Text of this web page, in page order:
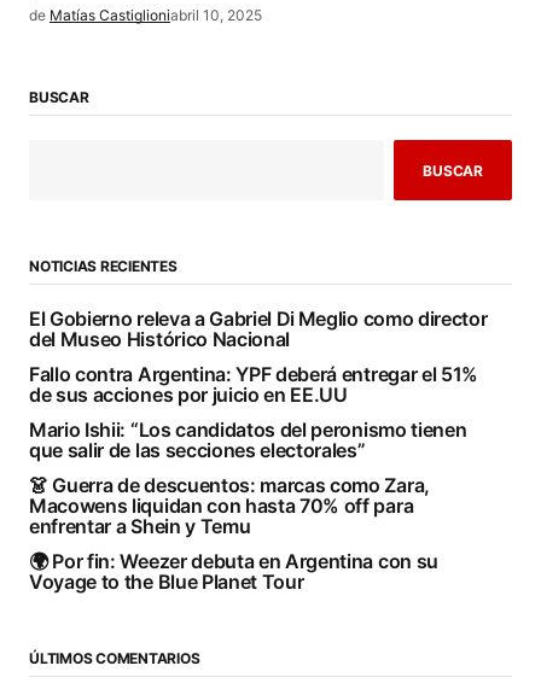
de Matías Castiglioniabril 10, 2025
BUSCAR
BUSCAR
NOTICIAS RECIENTES
El Gobierno releva a Gabriel Di Meglio como director
del Museo Histórico Nacional
Fallo contra Argentina: YPF deberá entregar el 51%
de sus acciones por juicio en EE.UU
Mario Ishii: “Los candidatos del peronismo tienen
que salir de las secciones electorales”
👗 Guerra de descuentos: marcas como Zara,
Macowens liquidan con hasta 70% off para
enfrentar a Shein y Temu
🌍 Por fin: Weezer debuta en Argentina con su
Voyage to the Blue Planet Tour
ÚLTIMOS COMENTARIOS